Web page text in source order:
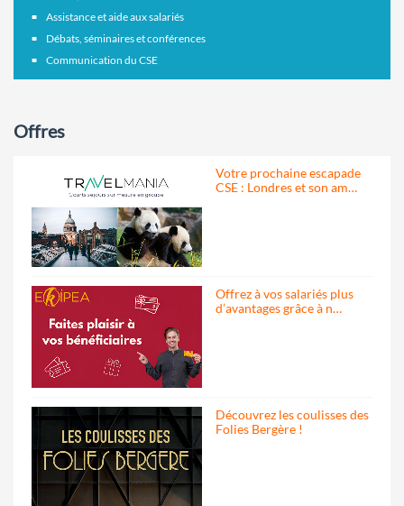
Assistance et aide aux salariés
Débats, séminaires et conférences
Communication du CSE
Offres
Votre prochaine escapade
CSE : Londres et son am…
Offrez à vos salariés plus
d’avantages grâce à n…
Découvrez les coulisses des
Folies Bergère !